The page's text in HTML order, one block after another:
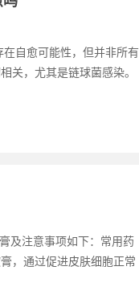
自愈可能性，但并非所有
关，尤其是链球菌感染。
及注意事项如下：常用药
，通过促进皮肤细胞正常